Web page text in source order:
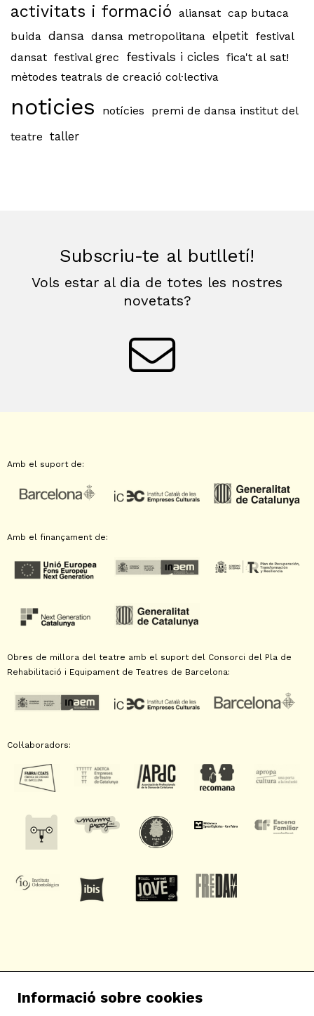
activitats i formació aliansat cap butaca
buida dansa dansa metropolitana elpetit festival
dansat festival grec festivals i cicles fica't al sat!
mètodes teatrals de creació col·lectiva
noticies notícies
premi de dansa institut del
teatre taller
Subscriu-te al butlletí!
Vols estar al dia de totes les nostres
novetats?
Amb el suport de:
Amb el finançament de:
Obres de millora del teatre amb el suport del Consorci del Pla de
Rehabilitació i Equipament de Teatres de Barcelona:
Col·laboradors:
c/ Neopàtria, 54
Informació sobre cookies